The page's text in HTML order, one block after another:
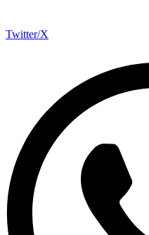
Twitter/X